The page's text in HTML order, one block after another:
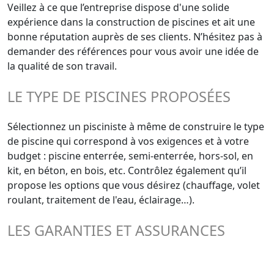
Veillez à ce que l’entreprise dispose d'une solide
expérience dans la construction de piscines et ait une
bonne réputation auprès de ses clients. N’hésitez pas à
demander des références pour vous avoir une idée de
la qualité de son travail.
LE TYPE DE PISCINES PROPOSÉES
Sélectionnez un pisciniste à même de construire le type
de piscine qui correspond à vos exigences et à votre
budget : piscine enterrée, semi-enterrée, hors-sol, en
kit, en béton, en bois, etc. Contrôlez également qu’il
propose les options que vous désirez (chauffage, volet
roulant, traitement de l'eau, éclairage…).
LES GARANTIES ET ASSURANCES